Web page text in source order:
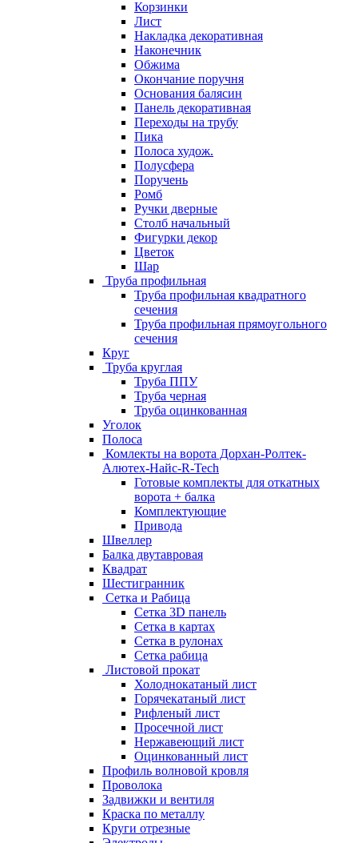
Корзинки
Лист
Накладка декоративная
Наконечник
Обжима
Окончание поручня
Основания балясин
Панель декоративная
Переходы на трубу
Пика
Полоса худож.
Полусфера
Поручень
Ромб
Ручки дверные
Столб начальный
Фигурки декор
Цветок
Шар
Труба профильная
Труба профильная квадратного
сечения
Труба профильная прямоугольного
сечения
Круг
Труба круглая
Труба ППУ
Труба черная
Труба оцинкованная
Уголок
Полоса
Комлекты на ворота Дорхан-Ролтек-
Алютех-Найс-R-Tech
Готовые комплекты для откатных
ворота + балка
Комплектующие
Привода
Швеллер
Балка двутавровая
Квадрат
Шестигранник
Сетка и Рабица
Сетка 3D панель
Сетка в картах
Сетка в рулонах
Сетка рабица
Листовой прокат
Холоднокатаный лист
Горячекатаный лист
Рифленый лист
Просечной лист
Нержавеющий лист
Оцинкованный лист
Профиль волновой кровля
Проволока
Задвижки и вентиля
Краска по металлу
Круги отрезные